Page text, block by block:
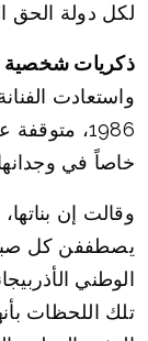
لكل دولة الحق
ذكريات شخصية
واستعادت
1986،
خاصاً في
وقالت إن
يصطففن كل
الوطني
تلك اللحظات